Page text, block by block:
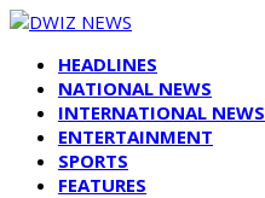
HEADLINES
NATIONAL NEWS
INTERNATIONAL NEWS
ENTERTAINMENT
SPORTS
FEATURES